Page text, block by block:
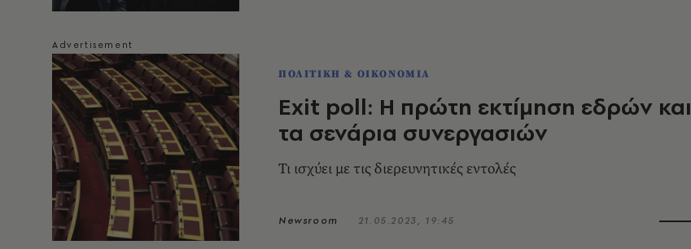
ΠΟΛΙΤΙΚΗ & ΟΙΚΟΝΟΜΙΑ
Exit poll: Η πρώτη εκτίμηση εδρών και
τα σενάρια συνεργασιών
Τι ισχύει με τις διερευνητικές εντολές
Newsroom 21.05.2023, 19:45